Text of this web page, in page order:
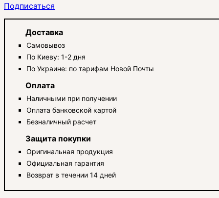
Подписаться
Доставка
Самовывоз
По Киеву: 1-2 дня
По Украине: по тарифам Новой Почты
Оплата
Наличными при получении
Оплата банковской картой
Безналичный расчет
Защита покупки
Оригинальная продукция
Официальная гарантия
Возврат в течении 14 дней